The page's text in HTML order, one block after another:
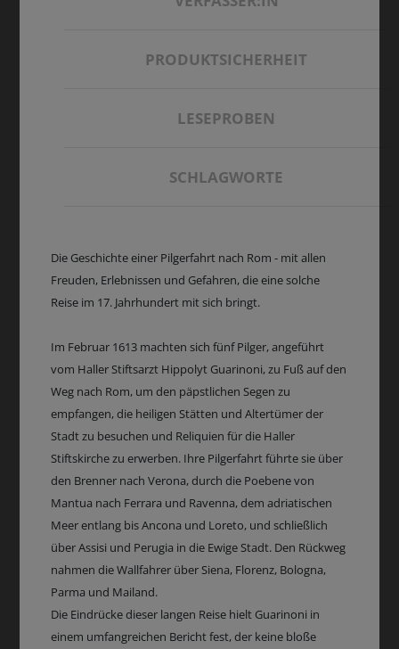
PRODUKTSICHERHEIT
LESEPROBEN
SCHLAGWORTE
Die Geschichte einer Pilgerfahrt nach Rom - mit allen
Freuden, Erlebnissen und Gefahren, die eine solche
Reise im 17. Jahrhundert mit sich bringt.
Im Februar 1613 machten sich fünf Pilger, angeführt
vom Haller Stiftsarzt Hippolyt Guarinoni, zu Fuß auf den
Weg nach Rom, um den päpstlichen Segen zu
empfangen, die heiligen Stätten und Altertümer der
Stadt zu besuchen und Reliquien für die Haller
Stiftskirche zu erwerben. Ihre Pilgerfahrt führte sie über
den Brenner nach Verona, durch die Poebene von
Mantua nach Ferrara und Ravenna, dem adriatischen
Meer entlang bis Ancona und Loreto, und schließlich
über Assisi und Perugia in die Ewige Stadt. Den Rückweg
nahmen die Wallfahrer über Siena, Florenz, Bologna,
Parma und Mailand.
Die Eindrücke dieser langen Reise hielt Guarinoni in
einem umfangreichen Bericht fest, der keine bloße